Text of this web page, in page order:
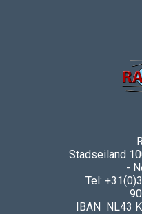
Stadseiland
-
Tel:
IBAN NL43